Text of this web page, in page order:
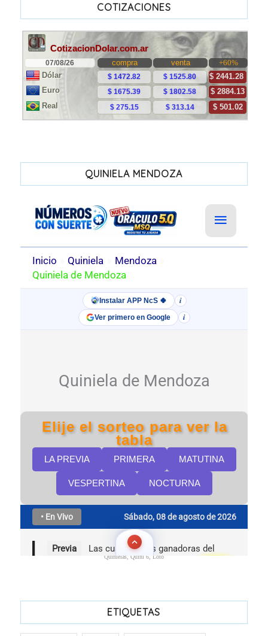
COTIZACIONES
QUINIELA MENDOZA
Quinielas, Quini 6, Loto
ETIQUETAS